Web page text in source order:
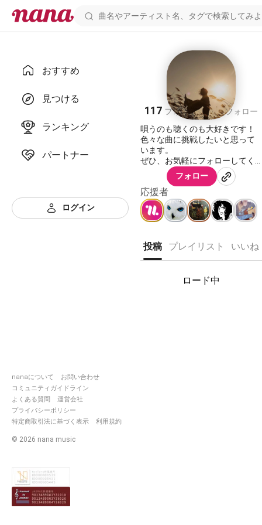
おすすめ
見つける
ランキング
パートナー
ログイン
nanaについて
お問い合わせ
コミュニティガイドライン
よくある質問
運営会社
プライバシーポリシー
特定商取引法に基づく表示
利用規約
© 2026 nana music
SeeQ
117 フォロワー 106 フォロー
唄うのも聴くのも大好きです！
色々な曲に挑戦したいと思って
います。
ぜひ、お気軽にフォローしてく
ださいね。フォロー
応援者
投稿 プレイリスト いいね
ロード中